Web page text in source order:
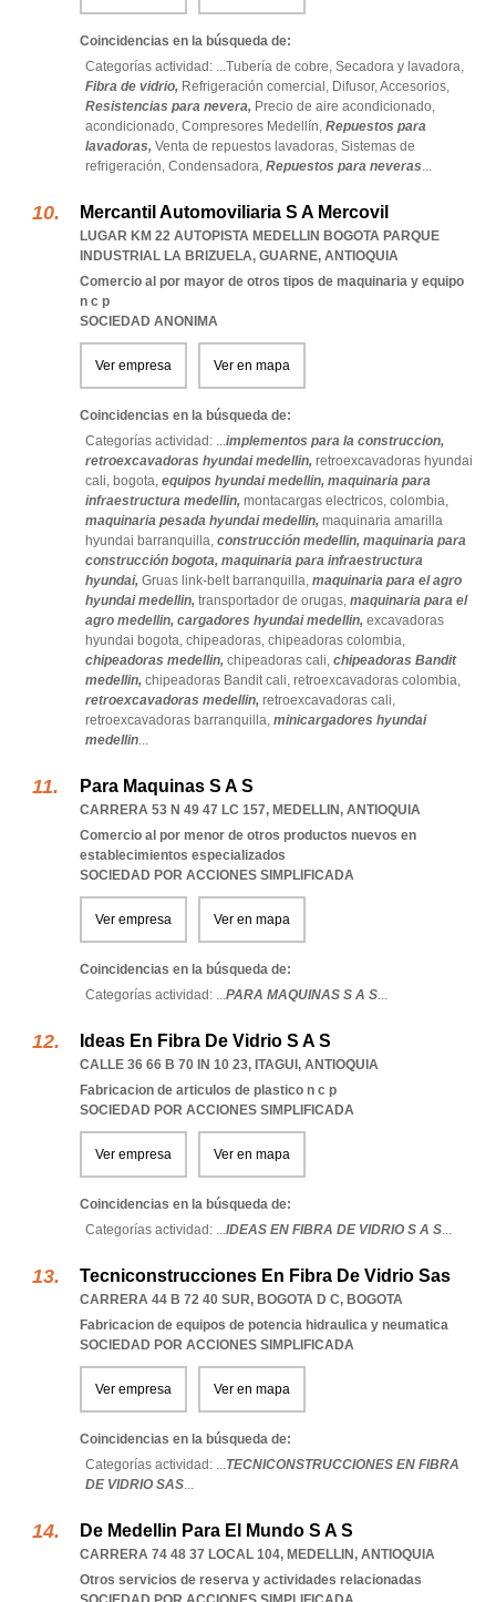
Coincidencias en la búsqueda de:
Categorías actividad: ...Tubería de cobre, Secadora y lavadora,
Fibra de vidrio, Refrigeración comercial, Difusor,Accesorios,
Resistencias para nevera, Precio de aire acondicionado,
acondicionado, Compresores Medellín, Repuestos para
lavadoras, Venta de repuestos lavadoras, Sistemas de
refrigeración, Condensadora, Repuestos para neveras...
Mercantil Automoviliaria S A Mercovil
LUGAR KM 22 AUTOPISTA MEDELLIN BOGOTA PARQUE
INDUSTRIAL LA BRIZUELA, GUARNE, ANTIOQUIA
Comercio al por mayor de otros tipos de maquinaria y equipo
n c p
SOCIEDAD ANONIMA
Ver empresa Ver en mapa
Coincidencias en la búsqueda de:
Categorías actividad: ...implementos para la construccion,
retroexcavadoras hyundai medellin, retroexcavadoras hyundai
cali, bogota, equipos hyundai medellin, maquinaria para
infraestructura medellin, montacargas electricos, colombia,
maquinaria pesada hyundai medellin, maquinaria amarilla
hyundai barranquilla, construcción medellin, maquinaria para
construcción bogota, maquinaria para infraestructura
hyundai, Gruas link-belt barranquilla, maquinaria para el agro
hyundai medellin, transportador de orugas, maquinaria para el
agro medellin, cargadores hyundai medellin, excavadoras
hyundai bogota, chipeadoras, chipeadoras colombia,
chipeadoras medellin, chipeadoras cali, chipeadoras Bandit
medellin, chipeadoras Bandit cali, retroexcavadoras colombia,
retroexcavadoras medellin, retroexcavadoras cali,
retroexcavadoras barranquilla, minicargadores hyundai
medellin...
Para Maquinas S A S
CARRERA 53 N 49 47 LC 157, MEDELLIN, ANTIOQUIA
Comercio al por menor de otros productos nuevos en
establecimientos especializados
SOCIEDAD POR ACCIONES SIMPLIFICADA
Ver empresa Ver en mapa
Coincidencias en la búsqueda de:
Categorías actividad: ...PARA MAQUINAS S A S...
Ideas En Fibra De Vidrio S A S
CALLE 36 66 B 70 IN 10 23, ITAGUI , ANTIOQUIA
Fabricacion de articulos de plastico n c p
SOCIEDAD POR ACCIONES SIMPLIFICADA
Ver empresa Ver en mapa
Coincidencias en la búsqueda de:
Categorías actividad: ...IDEAS EN FIBRA DE VIDRIO S A S...
Tecniconstrucciones En Fibra De Vidrio Sas
CARRERA 44 B 72 40 SUR, BOGOTA D C, BOGOTA
Fabricacion de equipos de potencia hidraulica y neumatica
SOCIEDAD POR ACCIONES SIMPLIFICADA
Ver empresa Ver en mapa
Coincidencias en la búsqueda de:
Categorías actividad: ...TECNICONSTRUCCIONES EN FIBRA
DE VIDRIO SAS...
De Medellin Para El Mundo S A S
CARRERA 74 48 37 LOCAL 104, MEDELLIN, ANTIOQUIA
Otros servicios de reserva y actividades relacionadas